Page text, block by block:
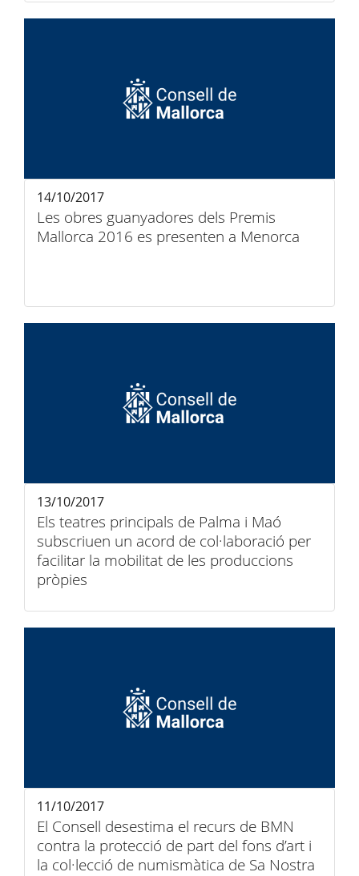
Les obres guanyadores dels Premis
Mallorca 2016 es presenten a Menorca
14/10/2017
Els teatres principals de Palma i Maó
subscriuen un acord de col·laboració per
facilitar la mobilitat de les produccions
pròpies
13/10/2017
El Consell desestima el recurs de BMN
contra la protecció de part del fons d’art i
la col·lecció de numismàtica de Sa Nostra
11/10/2017